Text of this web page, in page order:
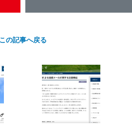
この記事へ戻る